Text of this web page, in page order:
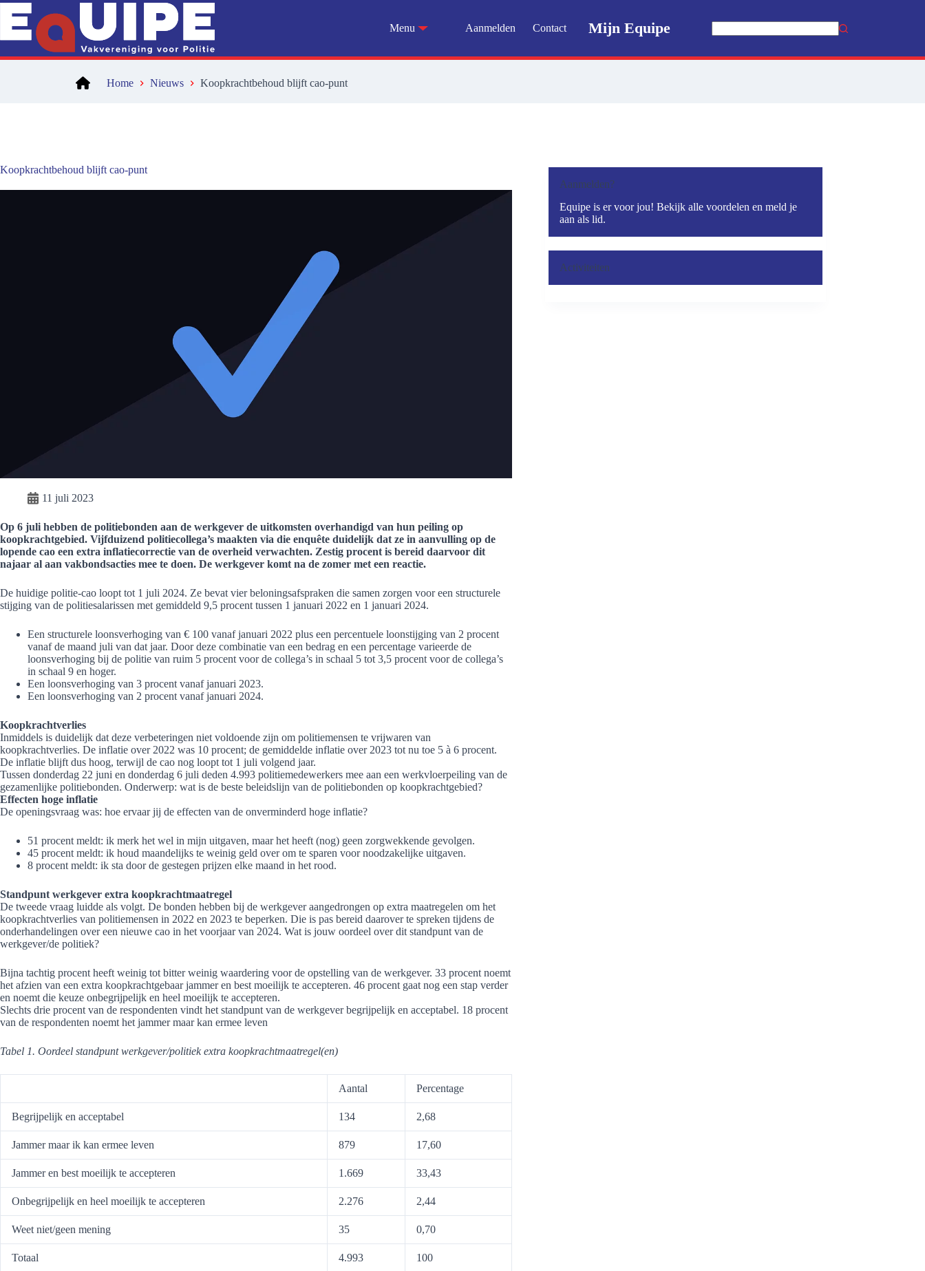
Ga
naar
inhoud
Menu Aanmelden Contact Mijn Equipe
Home Nieuws Koopkrachtbehoud blijft cao-punt
Koopkrachtbehoud blijft cao-punt
11 juli 2023
Op 6 juli hebben de politiebonden aan de werkgever de uitkomsten overhandigd van hun peiling op
koopkrachtgebied. Vijfduizend politiecollega’s maakten via die enquête duidelijk dat ze in aanvulling op de
lopende cao een extra inflatiecorrectie van de overheid verwachten. Zestig procent is bereid daarvoor dit
najaar al aan vakbondsacties mee te doen. De werkgever komt na de zomer met een reactie.
De huidige politie-cao loopt tot 1 juli 2024. Ze bevat vier beloningsafspraken die samen zorgen voor een structurele
stijging van de politiesalarissen met gemiddeld 9,5 procent tussen 1 januari 2022 en 1 januari 2024.
Een structurele loonsverhoging van € 100 vanaf januari 2022 plus een percentuele loonstijging van 2 procent
vanaf de maand juli van dat jaar. Door deze combinatie van een bedrag en een percentage varieerde de
loonsverhoging bij de politie van ruim 5 procent voor de collega’s in schaal 5 tot 3,5 procent voor de collega’s
in schaal 9 en hoger.
Een loonsverhoging van 3 procent vanaf januari 2023.
Een loonsverhoging van 2 procent vanaf januari 2024.
Koopkrachtverlies
Inmiddels is duidelijk dat deze verbeteringen niet voldoende zijn om politiemensen te vrijwaren van
koopkrachtverlies. De inflatie over 2022 was 10 procent; de gemiddelde inflatie over 2023 tot nu toe 5 à 6 procent.
De inflatie blijft dus hoog, terwijl de cao nog loopt tot 1 juli volgend jaar.
Tussen donderdag 22 juni en donderdag 6 juli deden 4.993 politiemedewerkers mee aan een werkvloerpeiling van de
gezamenlijke politiebonden. Onderwerp: wat is de beste beleidslijn van de politiebonden op koopkrachtgebied?
Effecten hoge inflatie
De openingsvraag was: hoe ervaar jij de effecten van de onverminderd hoge inflatie?
51 procent meldt: ik merk het wel in mijn uitgaven, maar het heeft (nog) geen zorgwekkende gevolgen.
45 procent meldt: ik houd maandelijks te weinig geld over om te sparen voor noodzakelijke uitgaven.
8 procent meldt: ik sta door de gestegen prijzen elke maand in het rood.
Standpunt werkgever extra koopkrachtmaatregel
De tweede vraag luidde als volgt. De bonden hebben bij de werkgever aangedrongen op extra maatregelen om het
koopkrachtverlies van politiemensen in 2022 en 2023 te beperken. Die is pas bereid daarover te spreken tijdens de
onderhandelingen over een nieuwe cao in het voorjaar van 2024. Wat is jouw oordeel over dit standpunt van de
werkgever/de politiek?
Bijna tachtig procent heeft weinig tot bitter weinig waardering voor de opstelling van de werkgever. 33 procent noemt
het afzien van een extra koopkrachtgebaar jammer en best moeilijk te accepteren. 46 procent gaat nog een stap verder
en noemt die keuze onbegrijpelijk en heel moeilijk te accepteren.
Slechts drie procent van de respondenten vindt het standpunt van de werkgever begrijpelijk en acceptabel. 18 procent
van de respondenten noemt het jammer maar kan ermee leven
Tabel 1. Oordeel standpunt werkgever/politiek extra koopkrachtmaatregel(en)
Aantal Percentage
Begrijpelijk en acceptabel 134 2,68
Jammer maar ik kan ermee leven 879 17,60
Jammer en best moeilijk te accepteren 1.669 33,43
Onbegrijpelijk en heel moeilijk te accepteren 2.276 2,44
Weet niet/geen mening 35 0,70
Totaal 4.993
100
Aanmelden?
Equipe is er voor jou! Bekijk alle voordelen en meld je
aan als lid.
Activiteiten